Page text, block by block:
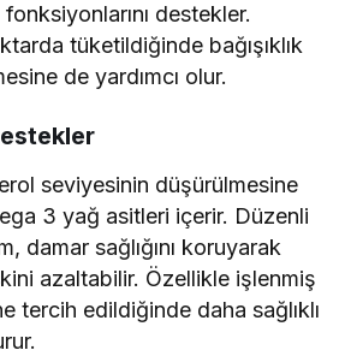
destekler.
tüketildiğinde bağışıklık
de yardımcı olur.
seviyesinin düşürülmesine
3 yağ asitleri içerir. Düzenli
damar sağlığını koruyarak
azaltabilir. Özellikle işlenmiş
tercih edildiğinde daha sağlıklı